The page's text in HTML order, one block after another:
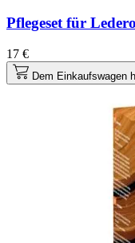
Pflegeset für
17 €
Dem Einkaufswagen